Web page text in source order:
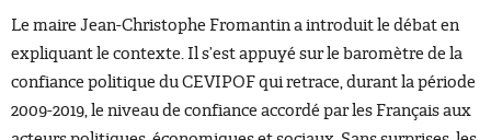
Le maire Jean-Christophe Fromantin a introduit le débat en
expliquant le contexte. Il s’est appuyé sur le baromètre de la
confiance politique du CEVIPOF qui retrace, durant la période
2009-2019, le niveau de confiance accordé par les Français aux